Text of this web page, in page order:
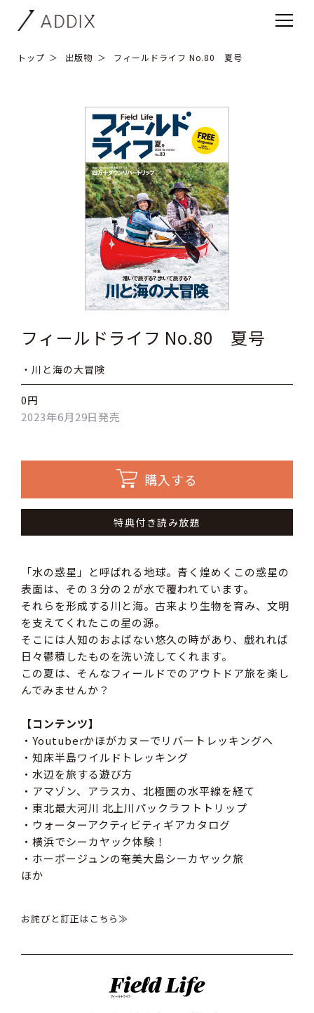
トップ 出版物 フィールドライフ No.80 夏号
フィールドライフ No.80 夏号
・川と海の大冒険
0円
2023年6月29日発売
購入する
特典付き読み放題
「水の惑星」と呼ばれる地球。青く煌めくこの惑星の
表面は、その３分の２が水で覆われています。
それらを形成する川と海。古来より生物を育み、文明
を支えてくれたこの星の源。
そこには人知のおよばない悠久の時があり、戯れれば
日々鬱積したものを洗い流してくれます。
この夏は、そんなフィールドでのアウトドア旅を楽し
んでみませんか？
【コンテンツ】
・Youtuberかほがカヌーでリバートレッキングへ
・知床半島ワイルドトレッキング
・水辺を旅する遊び方
・アマゾン、アラスカ、北極圏の水平線を経て
・東北最大河川 北上川パックラフトトリップ
・ウォーターアクティビティギアカタログ
・横浜でシーカヤック体験！
・ホーボージュンの奄美大島シーカヤック旅
ほか
お詫びと訂正はこちら≫